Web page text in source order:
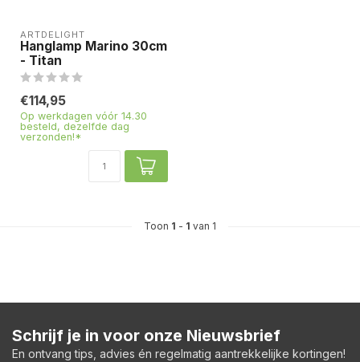
ARTDELIGHT
Hanglamp Marino 30cm
- Titan
€114,95
Op werkdagen vóór 14.30
besteld, dezelfde dag
verzonden!*
Toon 1 - 1 van 1
Schrijf je in voor onze Nieuwsbrief
En ontvang tips, advies én regelmatig aantrekkelijke kortingen!